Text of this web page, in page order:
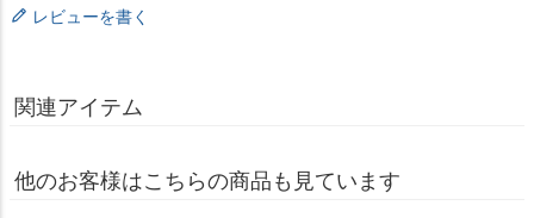
レビューを書く
関連アイテム
他のお客様はこちらの商品も見ています